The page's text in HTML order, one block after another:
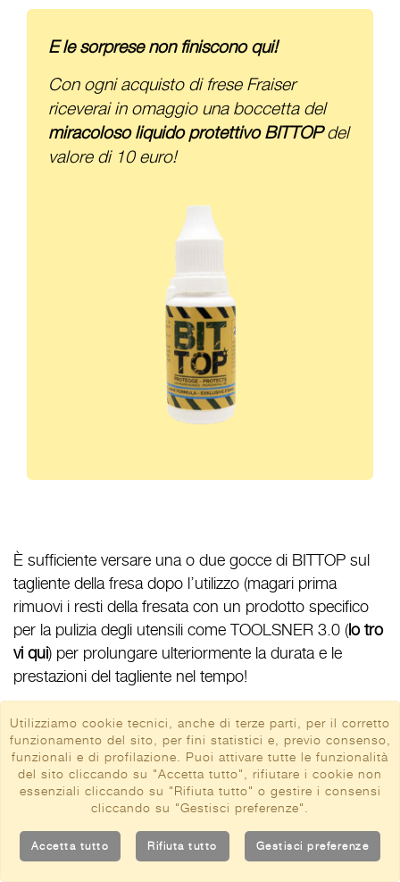
E le sorprese non finiscono qui!
Con ogni acquisto di frese Fraiser
riceverai in omaggio una boccetta del
miracoloso liquido protettivo BITTOPdel
valore di 10 euro!
È sufficiente versare una o due gocce di BITTOP sul
tagliente della fresa dopo l’utilizzo (magari prima
rimuovi i resti della fresata con un prodotto specifico
per la pulizia degli utensili come TOOLSNER 3.0 (lo tro
vi qui) per prolungare ulteriormente la durata e le
prestazioni del tagliente nel tempo!
membro dell’esclusivo FRAISER CLUB ed
accumulerai dei punti fedeltà che ti permetteranno di
ricevere dei buoni spesa del valore di:
10 euro per ogni amico che porterai ad
acquistare Fraiser!
Il 5% dell’importo dei tuoi ordini!
Utilizziamo cookie tecnici, anche di terze parti, per il corretto
funzionamento del sito, per fini statistici e, previo consenso,
funzionali e di profilazione. Puoi attivare tutte le funzionalità
del sito cliccando su "Accetta tutto", rifiutare i cookie non
essenziali cliccando su "Rifiuta tutto" o gestire i consensi
cliccando su "Gestisci preferenze".
Accetta tutto Rifiuta tutto Gestisci preferenze